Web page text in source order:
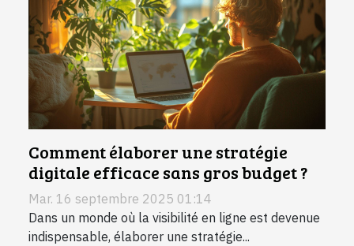
Comment élaborer une stratégie
digitale efficace sans gros budget ?
Mar. 16 septembre 2025 01:14
Dans un monde où la visibilité en ligne est devenue
indispensable, élaborer une stratégie...